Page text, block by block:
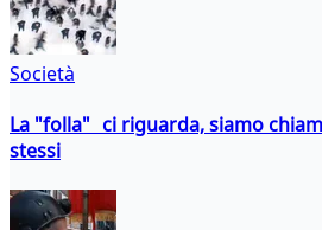
Società
La "folla" ci riguarda, siamo
stessi